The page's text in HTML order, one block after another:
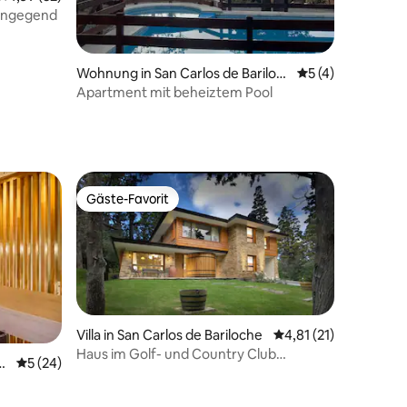
BewertungenWohnung in San Carlos de Bariloc
he
5 (4)
Apartment mit beheiztem Pool
Bewertungen
Durchschnittliche Bewertung: 5 von 5, 24 Bewertungen
5 (24)
Gäste-Favorit
Gäste-Favorit
Villa in San Carlos de Bariloche Durchschnittliche
4,81 (21)
Haus im Golf- und Country Club